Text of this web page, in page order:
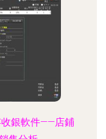
收銀軟件——店鋪